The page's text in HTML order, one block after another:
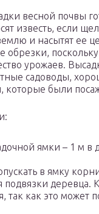
весной почвы
известь, если
и насытят ее
обрезки,
урожаев.
садоводы,
которые были
ямки – 1 м в
в ямку
подвязки деревца.
так как это может